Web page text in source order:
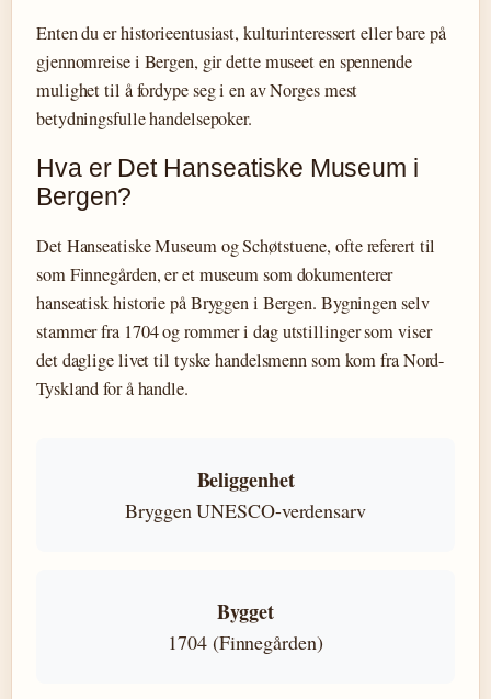
Enten du er historieentusiast, kulturinteressert eller bare på
gjennomreise i Bergen, gir dette museet en spennende
mulighet til å fordype seg i en av Norges mest
betydningsfulle handelsepoker.
Hva er Det Hanseatiske Museum i
Bergen?
Det Hanseatiske Museum og Schøtstuene, ofte referert til
som Finnegården, er et museum som dokumenterer
hanseatisk historie på Bryggen i Bergen. Bygningen selv
stammer fra 1704 og rommer i dag utstillinger som viser
det daglige livet til tyske handelsmenn som kom fra Nord-
Tyskland for å handle.
Beliggenhet
Bryggen UNESCO-verdensarv
Bygget
1704 (Finnegården)